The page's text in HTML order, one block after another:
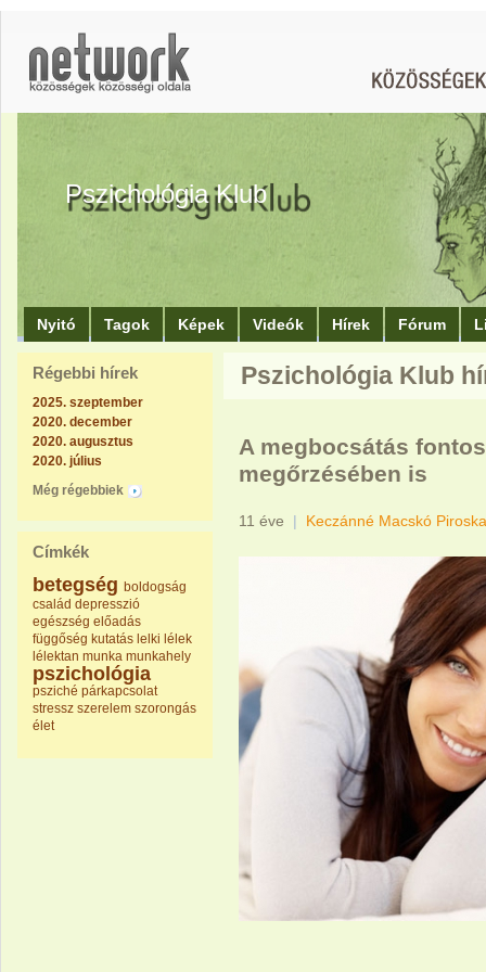
Pszichológia Klub
Nyitó Tagok Képek Videók Hírek Fórum
Régebbi hírek
2025. szeptember
2020. december
2020. augusztus
2020. július
Még régebbiek
Címkék
betegség boldogság
család depresszió
egészség előadás
függőség kutatás lelki lélek
lélektan munka munkahely
pszichológia
psziché párkapcsolat
stressz szerelem szorongás
élet
Pszichológia Klub
A megbocsátás
megőrzésében is
11 éve | Keczánné Macskó Piroska